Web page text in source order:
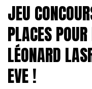
JEU
PLACES
LÉONARD
EVE !